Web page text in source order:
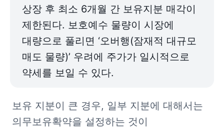
상장 후 최소 6개월 간 보유지분 매각이
제한된다. 보호예수 물량이 시장에
대량으로 풀리면 ‘오버행(잠재적 대규모
매도 물량)’ 우려에 주가가 일시적으로
약세를 보일 수 있다.
보유 지분이 큰 경우, 일부 지분에 대해서는
의무보유확약을 설정하는 것이